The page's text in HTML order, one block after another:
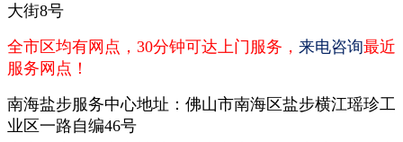
大街8号
全市区均有网点，30分钟可达上门服务， 来电咨询最近
服务网点！
南海盐步服务中心地址：佛山市南海区盐步横江瑶珍工
业区一路自编46号